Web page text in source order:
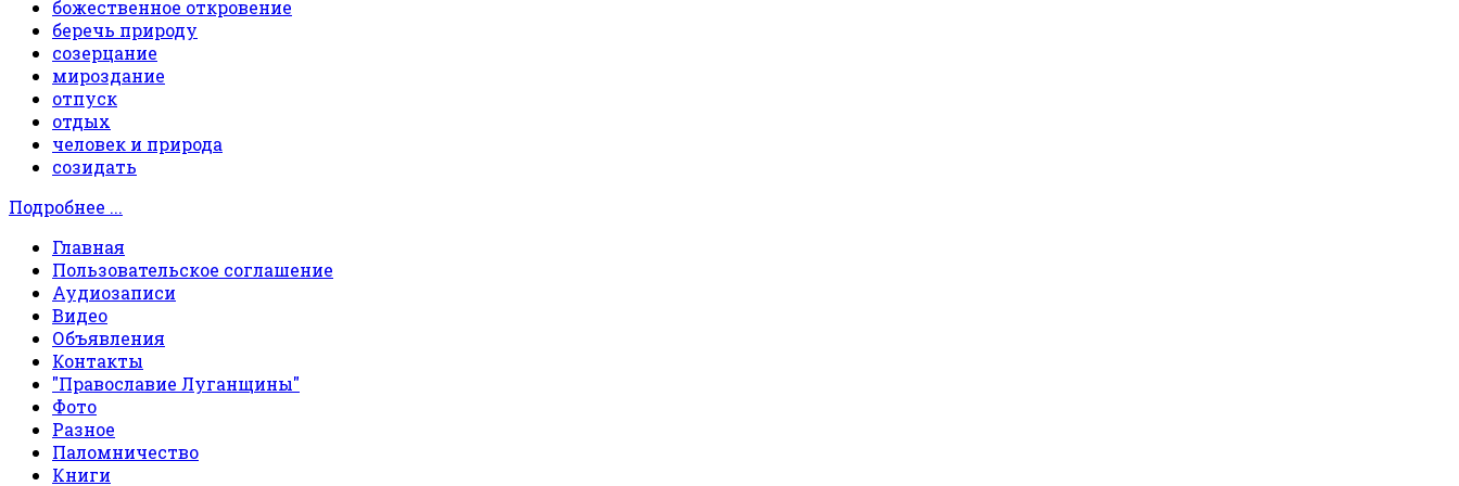
божественное откровение
беречь природу
созерцание
мироздание
отпуск
отдых
человек и природа
созидать
Подробнее ...
Главная
Пользовательское соглашение
Аудиозаписи
Видео
Объявления
Контакты
"Православие Луганщины"
Фото
Разное
Паломничество
Книги